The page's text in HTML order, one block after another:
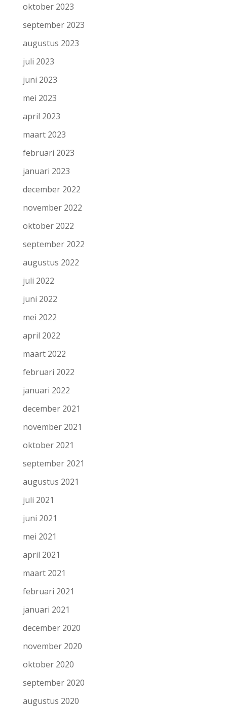
oktober 2023
september 2023
augustus 2023
juli 2023
juni 2023
mei 2023
april 2023
maart 2023
februari 2023
januari 2023
december 2022
november 2022
oktober 2022
september 2022
augustus 2022
juli 2022
juni 2022
mei 2022
april 2022
maart 2022
februari 2022
januari 2022
december 2021
november 2021
oktober 2021
september 2021
augustus 2021
juli 2021
juni 2021
mei 2021
april 2021
maart 2021
februari 2021
januari 2021
december 2020
november 2020
oktober 2020
september 2020
augustus 2020